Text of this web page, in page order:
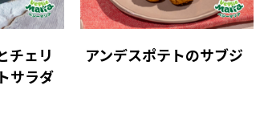
チェリ
サラダ
アンデスポテトのサブジ